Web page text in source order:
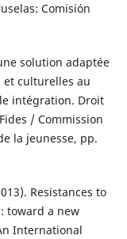
Comisión
solution adaptée
et culturelles au
intégration. Droit
/ Commission
la jeunesse, pp.
Resistances to
toward a new
International